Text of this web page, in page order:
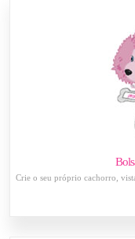
Crie o seu próprio cachorro,